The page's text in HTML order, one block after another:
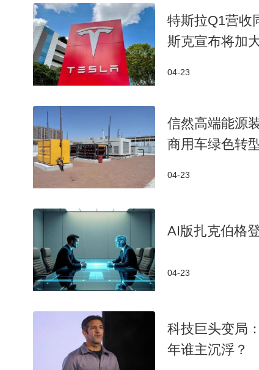
特斯拉Q1营收
斯克宣布将加
04-23
信然高端能源
商用车绿色转
04-23
AI版扎克伯格
04-23
科技巨头变局
年谁主沉浮？